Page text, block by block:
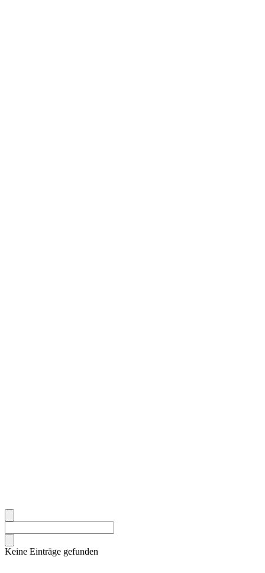
Keine Einträge gefunden